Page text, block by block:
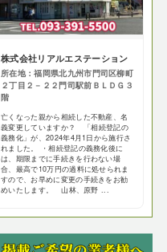
株式会社リアルエステーション
所在地：福岡県北九州市門司区柳町
２丁目２－２２門司駅前ＢＬＤＧ３
階
亡くなった親から相続した不動産、名
義変更していますか？ 「相続登記の
義務化」が、2024年4月1日から施行さ
れました。 ・相続登記の義務化後に
は、期限までに手続きを行わない場
合、最高で10万円の過料に処せられま
すので、お早めに変更の手続きをお勧
めいたします。 山林、原野 ...